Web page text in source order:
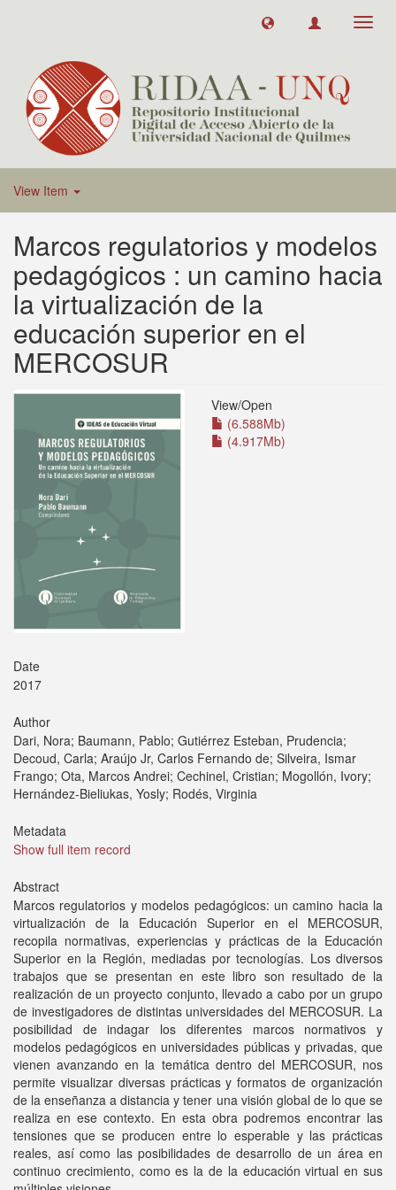
View Item
Marcos regulatorios y modelos
pedagógicos : un camino hacia
la virtualización de la
educación superior en el
MERCOSUR
View/Open
(6.588Mb)
(4.917Mb)
Date
2017
Author
Dari, Nora; Baumann, Pablo; Gutiérrez Esteban, Prudencia;
Decoud, Carla; Araújo Jr, Carlos Fernando de; Silveira, Ismar
Frango; Ota, Marcos Andrei; Cechinel, Cristian; Mogollón, Ivory;
Hernández-Bieliukas, Yosly; Rodés, Virginia
Metadata
Show full item record
Abstract
Marcos regulatorios y modelos pedagógicos: un camino hacia la
virtualización de la Educación Superior en el MERCOSUR,
recopila normativas, experiencias y prácticas de la Educación
Superior en la Región, mediadas por tecnologías. Los diversos
trabajos que se presentan en este libro son resultado de la
realización de un proyecto conjunto, llevado a cabo por un grupo
de investigadores de distintas universidades del MERCOSUR. La
posibilidad de indagar los diferentes marcos normativos y
modelos pedagógicos en universidades públicas y privadas, que
vienen avanzando en la temática dentro del MERCOSUR, nos
permite visualizar diversas prácticas y formatos de organización
de la enseñanza a distancia y tener una visión global de lo que se
realiza en ese contexto. En esta obra podremos encontrar las
tensiones que se producen entre lo esperable y las prácticas
reales, así como las posibilidades de desarrollo de un área en
continuo crecimiento, como es la de la educación virtual en sus